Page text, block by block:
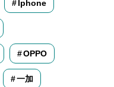
Iphone
OPPO
一加